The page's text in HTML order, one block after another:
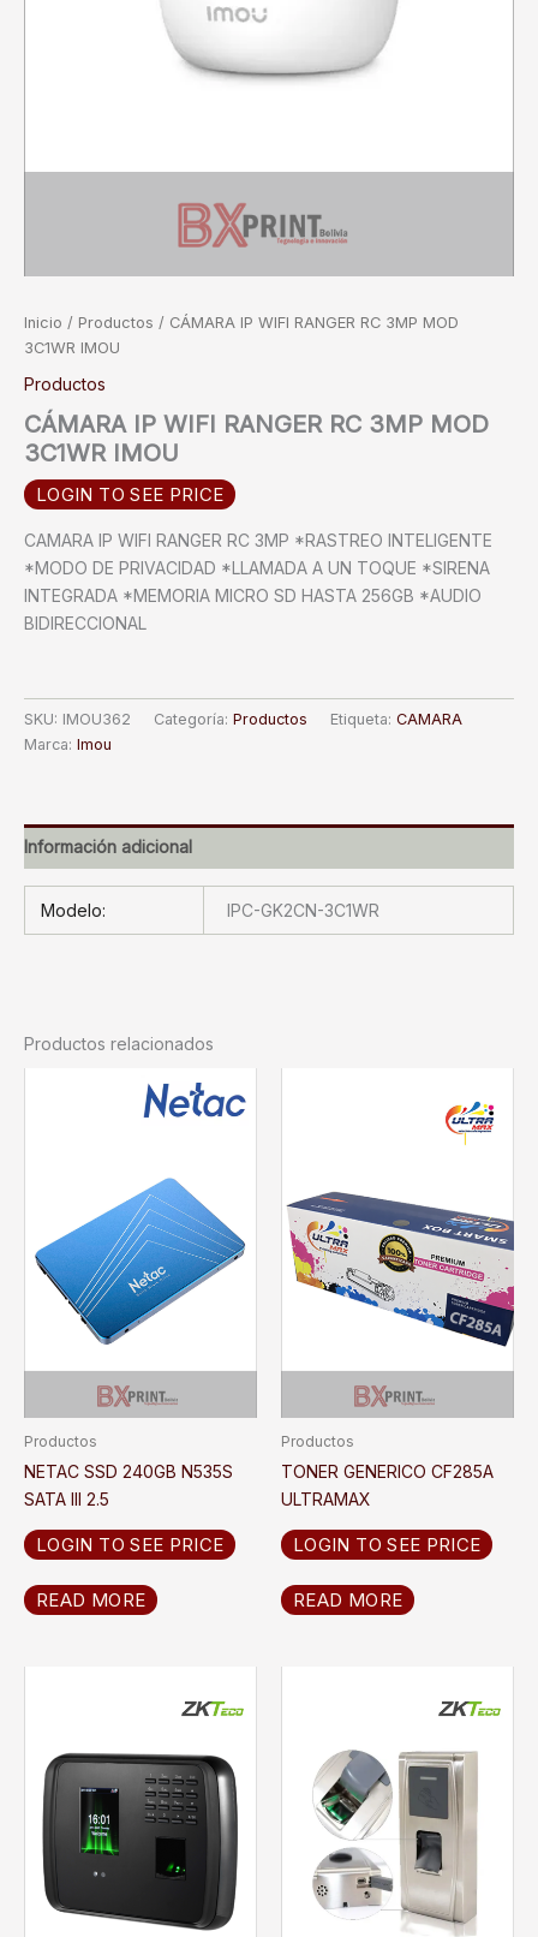
Inicio / Productos / CÁMARA IP WIFI RANGER RC 3MP MOD
3C1WR IMOU
Productos
CÁMARA IP WIFI RANGER RC 3MP MOD
3C1WR IMOU
LOGIN TO SEE PRICE
CAMARA IP WIFI RANGER RC 3MP *RASTREO INTELIGENTE
*MODO DE PRIVACIDAD *LLAMADA A UN TOQUE *SIRENA
INTEGRADA *MEMORIA MICRO SD HASTA 256GB *AUDIO
BIDIRECCIONAL
SKU: IMOU362 Categoría: Productos Etiqueta: CAMARA
Marca: Imou
Información adicional
Modelo: IPC-GK2CN-3C1WR
Productos relacionados
Productos
NETAC SSD 240GB N535S
SATA III 2.5
LOGIN TO SEE PRICE
READ MORE
Productos
TONER GENERICO CF285A
ULTRAMAX
LOGIN TO SEE PRICE
READ MORE